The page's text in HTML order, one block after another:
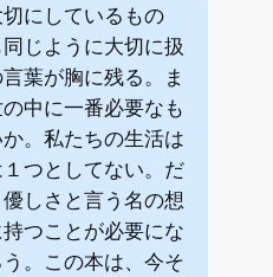
切にしているもの
じように大切に扱
葉が胸に残る。ま
中に一番必要なも
。私たちの生活は
つとしてない。だ
しさと言う名の想
つことが必要にな
。この本は、今そ